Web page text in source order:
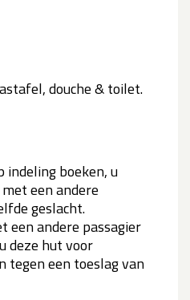
douche & toilet.
indeling boeken, u
een andere
geslacht.
een andere passagier
deze hut voor
tegen een toeslag van